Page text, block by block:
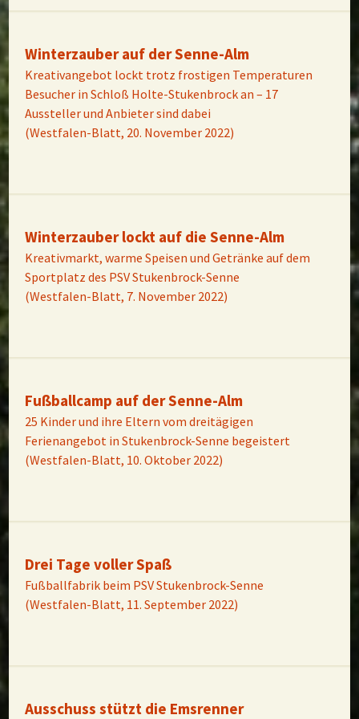
Winterzauber auf der Senne-Alm
Kreativangebot lockt trotz frostigen Temperaturen
Besucher in Schloß Holte-Stukenbrock an – 17
Aussteller und Anbieter sind dabei
(Westfalen-Blatt, 20. November 2022)
Winterzauber lockt auf die Senne-Alm
Kreativmarkt, warme Speisen und Getränke auf dem
Sportplatz des PSV Stukenbrock-Senne
(Westfalen-Blatt, 7. November 2022)
Fußballcamp auf der Senne-Alm
25 Kinder und ihre Eltern vom dreitägigen
Ferienangebot in Stukenbrock-Senne begeistert
(Westfalen-Blatt, 10. Oktober 2022)
Drei Tage voller Spaß
Fußballfabrik beim PSV Stukenbrock-Senne
(Westfalen-Blatt, 11. September 2022)
Ausschuss stützt die Emsrenner